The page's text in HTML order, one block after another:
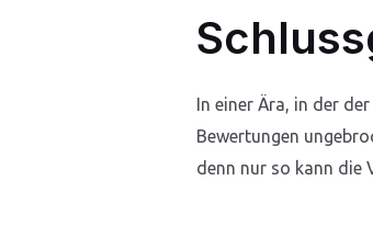
In einer Ära, in der
Bewertungen
denn nur so kann die